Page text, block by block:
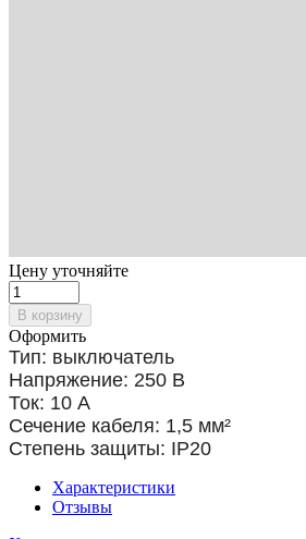
Цену уточняйте
В корзину
Оформить
Тип: выключатель
Напряжение: 250 В
Ток: 10 А
Сечение кабеля: 1,5 мм²
Степень защиты: IP20
Характеристики
Отзывы